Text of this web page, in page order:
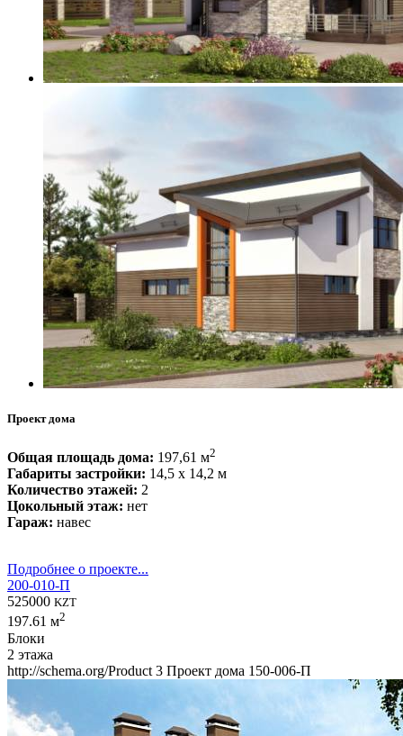
Проект дома
Общая площадь дома: 197,61 м2
Габариты застройки: 14,5 x 14,2 м
Количество этажей: 2
Цокольный этаж: нет
Гараж: навес
Подробнее о проекте...
200-010-П
525000 KZT
197.61 м2
Блоки
2 этажа
http://schema.org/Product 3 Проект дома 150-006-П